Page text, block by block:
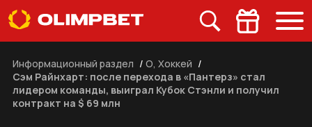
Информационный раздел / О, Хоккей /
Сэм Райнхарт: после перехода в «Пантерз» стал
лидером команды, выиграл Кубок Стэнли и получил
контракт на $ 69 млн